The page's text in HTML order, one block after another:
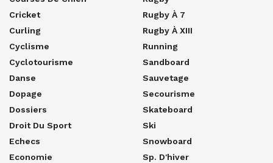
Cricket
Curling
Cyclisme
Cyclotourisme
Danse
Dopage
Dossiers
Droit Du Sport
Echecs
Economie
Rugby À 7
Rugby À XIII
Running
Sandboard
Sauvetage
Secourisme
Skateboard
Ski
Snowboard
Sp. D'hiver